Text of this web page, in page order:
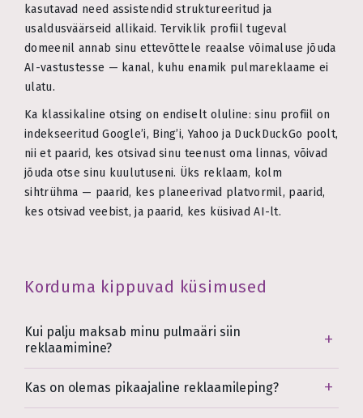
kasutavad need assistendid struktureeritud ja
usaldusväärseid allikaid. Terviklik profiil tugeval
domeenil annab sinu ettevõttele reaalse võimaluse jõuda
AI-vastustesse — kanal, kuhu enamik pulmareklaame ei
ulatu.
Ka klassikaline otsing on endiselt oluline: sinu profiil on
indekseeritud Google’i, Bing’i, Yahoo ja DuckDuckGo poolt,
nii et paarid, kes otsivad sinu teenust oma linnas, võivad
jõuda otse sinu kuulutuseni. Üks reklaam, kolm
sihtrühma — paarid, kes planeerivad platvormil, paarid,
kes otsivad veebist, ja paarid, kes küsivad AI-lt.
Korduma kippuvad küsimused
Kui palju maksab minu pulmaäri siin
reklaamimine?
Kas on olemas pikaajaline reklaamileping?